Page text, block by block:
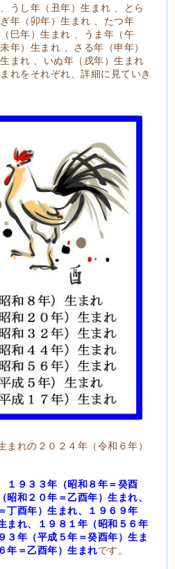
うし年（丑年）生まれ 、とら
年（卯年）生まれ 、たつ年
巳年）生まれ 、うま年（午
年）生まれ 、さる年（申年）
まれ 、いぬ年（戌年）生まれ
れをそれぞれ、詳細に見ていき
れの２０２４年（令和６年）
１９３３年（昭和８年＝癸酉
和２０年＝乙酉年）生まれ、
丁酉年）生まれ、１９６９年
まれ、１９８１年（昭和５６年
３年（平成５年＝癸酉年）生ま
年＝乙酉年）生まれです。